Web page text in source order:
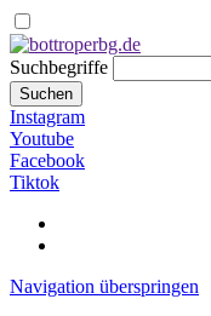
Suchbegriffe
Suchen
Instagram
Youtube
Facebook
Tiktok
Navigation überspringen